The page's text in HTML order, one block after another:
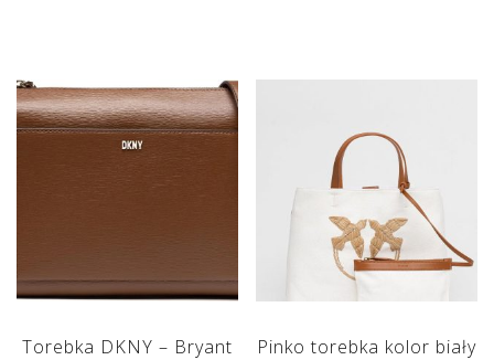
Torebka DKNY – Bryant
Pinko torebka kolor biały